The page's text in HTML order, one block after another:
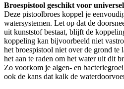
Broespistool geschikt voor
Deze pistoolbroes koppel je
watersystemen. Let op dat de
uit kunststof bestaat, blijft de
koppeling kan bijvoorbeeld niet
het broespistool niet over de grond te
het aan te raden om het water uit dit
Zo voorkom je algen- en
ook de kans dat kalk de